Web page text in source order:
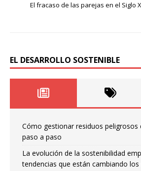
El fracaso de las parejas en el Siglo
EL DESARROLLO SOSTENIBLE
Cómo gestionar residuos peligrosos
paso a paso
La evolución de la sostenibilidad
tendencias que están cambiando los